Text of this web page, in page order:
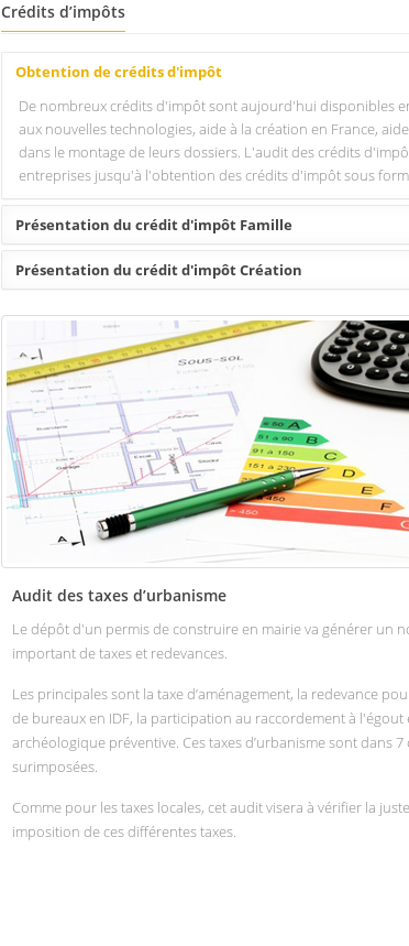
Crédits d’impôts
Obtention de crédits d'impôt
De nombreux crédits d'impôt sont aujourd'hui disponibles
aux nouvelles technologies, aide à la création en France,
dans le montage de leurs dossiers. L'audit des crédits
entreprises jusqu'à l'obtention des crédits d'impôt sous
Présentation du crédit d'impôt Famille
Présentation du crédit d'impôt Création
Audit des taxes d’urbanisme
Le dépôt d'un permis de construire en mairie va générer un
important de taxes et redevances.
Les principales sont la taxe d’aménagement, la redevance
de bureaux en IDF, la participation au raccordement à l'égout
archéologique préventive. Ces taxes d’urbanisme sont dans 7
surimposées.
Comme pour les taxes locales, cet audit visera à vérifier la juste
imposition de ces différentes taxes.